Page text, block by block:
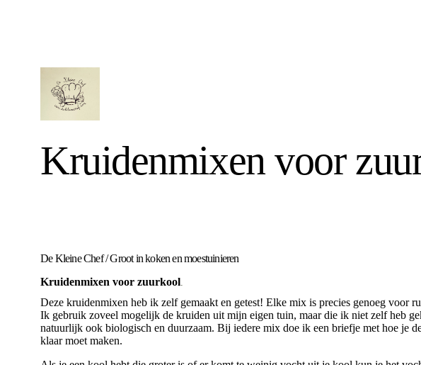
Kruidenmixen voor
De Kleine Chef/Groot in koken en moestuinieren
Kruidenmixen voor zuurkool.
Deze kruidenmixen heb ik zelf gemaakt en getest! Elke mix is precies genoeg voor
Ik gebruik zoveel mogelijk de kruiden uit mijn eigen tuin, maar die ik niet zelf heb
natuurlijk ook biologisch en duurzaam. Bij iedere mix doe ik een briefje met hoe je
klaar moet maken.